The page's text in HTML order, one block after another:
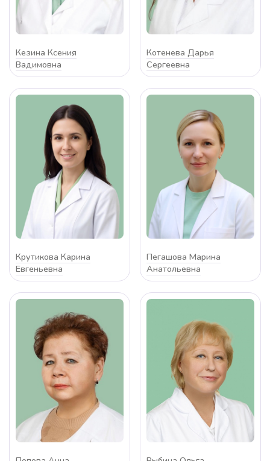
Кезина Ксения
Вадимовна
Котенева Дарья
Сергеевна
Крутикова Карина
Евгеньевна
Пегашова Марина
Анатольевна